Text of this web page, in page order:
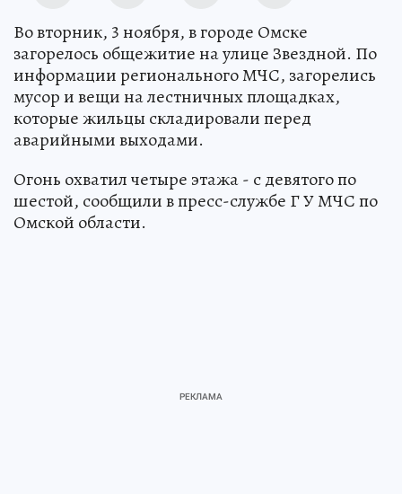
Во вторник, 3 ноября, в городе Омске
загорелось общежитие на улице Звездной. По
информации регионального МЧС, загорелись
мусор и вещи на лестничных площадках,
которые жильцы складировали перед
аварийными выходами.
Огонь охватил четыре этажа - с девятого по
шестой, сообщили в пресс-службе Г У МЧС по
Омской области.